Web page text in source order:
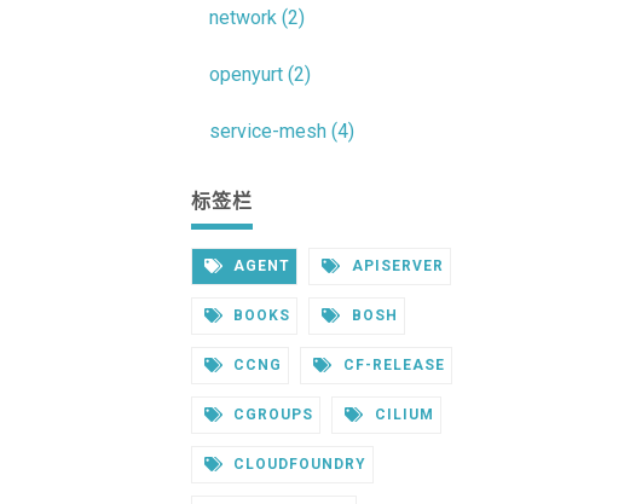
network (2)
openyurt (2)
service-mesh (4)
标签栏
AGENT APISERVER
BOOKS BOSH
CCNG CF-RELEASE
CGROUPS CILIUM
CLOUDFOUNDRY